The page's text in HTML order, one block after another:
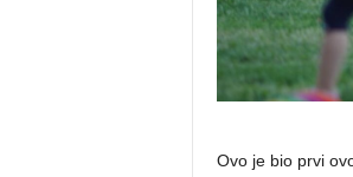
Ovo je bio prvi